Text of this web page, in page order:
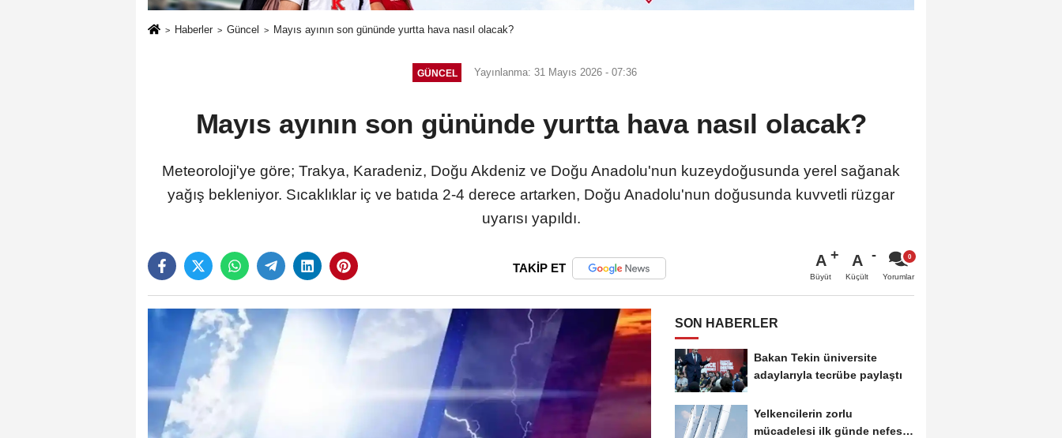
Haberler Güncel Mayıs ayının son gününde yurtta hava nasıl olacak?
GÜNCEL Yayınlanma: 31 Mayıs 2026 - 07:36
Mayıs ayının son gününde yurtta hava nasıl olacak?
Meteoroloji'ye göre; Trakya, Karadeniz, Doğu Akdeniz ve Doğu Anadolu'nun kuzeydoğusunda yerel sağanak
yağış bekleniyor. Sıcaklıklar iç ve batıda 2-4 derece artarken, Doğu Anadolu'nun doğusunda kuvvetli rüzgar
uyarısı yapıldı.
TAKİP ET A
Büyüt
A
Küçült Yorumlar
SON HABERLER
Bakan Tekin üniversite
adaylarıyla tecrübe paylaştı
Yelkencilerin zorlu
mücadelesi ilk günde nefes